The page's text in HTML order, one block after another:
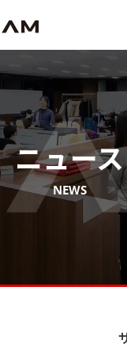
ニュース
NEWS